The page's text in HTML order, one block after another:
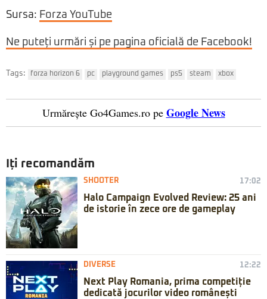
Sursa: Forza YouTube
Ne puteți urmări și pe pagina oficială de Facebook!
Tags: forza horizon 6 pc playground games ps5 steam xbox
Urmărește Go4Games.ro pe Google News
Iți recomandăm
SHOOTER 17:02
Halo Campaign Evolved Review: 25 ani
de istorie în zece ore de gameplay
DIVERSE 12:22
Next Play Romania, prima competiție
dedicată jocurilor video românești